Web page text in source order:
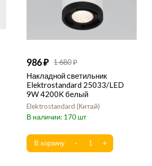
986 1 680
Накладной светильник
Elektrostandard 25033/LED
9W 4200K белый
Elektrostandard Китай
170